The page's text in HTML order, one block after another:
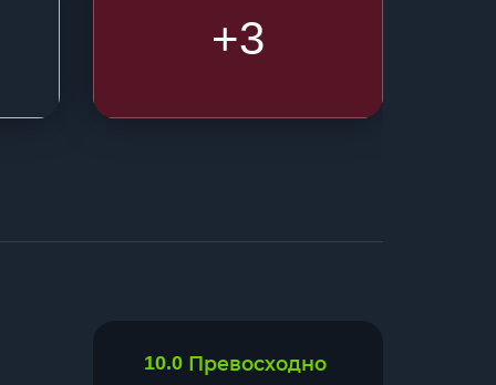
+3
10.0 Превосходно